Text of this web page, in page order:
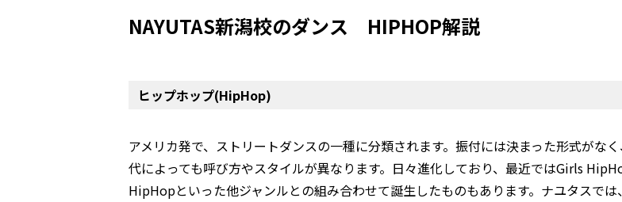
NAYUTAS新潟校のダンス HIPHOP解説
ヒップホップ(HipHop)
アメリカ発で、ストリートダンスの一種に分類されます。振付には決まった形式がな
代によっても呼び方やスタイルが異なります。日々進化しており、最近ではGirls
HipHopといった他ジャンルとの組み合わせて誕生したものもあります。ナユタスでは